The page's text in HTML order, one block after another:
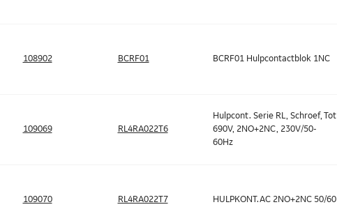
108902 BCRF01 BCRF01 Hulpcontactblok 1NC
109069 RL4RA022T6
Hulpcont. Serie RL, Schroef, Tot
690V, 2NO+2NC, 230V/50-
60Hz
109070 RL4RA022T7 HULPKONT.AC 2NO+2NC 50/60